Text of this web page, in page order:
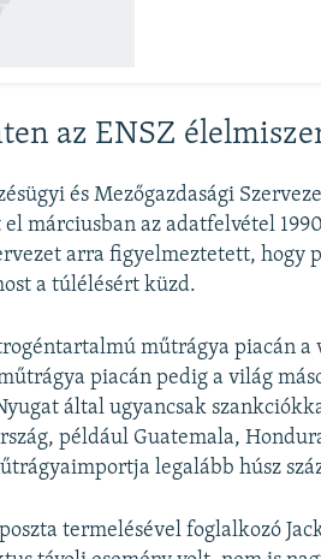
az ENSZ
és Mezőgazdasági
márciusban az adatfelvétel
arra figyelmeztetett, hogy
a túlélésért küzd.
műtrágya piacán a
piacán pedig a világ
által ugyancsak
például Guatemala,
legalább húsz
termelésével foglalkozó